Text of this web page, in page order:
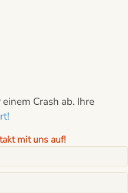
Crash ab. Ihre
mit uns auf!